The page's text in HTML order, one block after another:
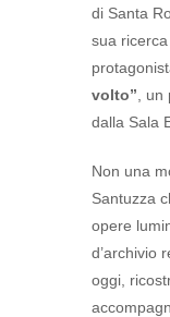
di Santa
sua
volto” ,
dalla Sala
Non una
Santuzza
opere
d’archivio
oggi,